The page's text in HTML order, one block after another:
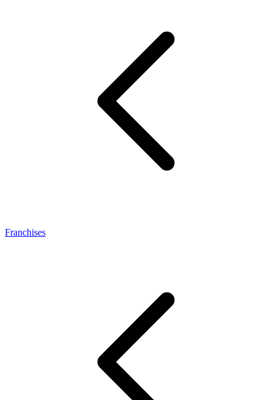
Franchises